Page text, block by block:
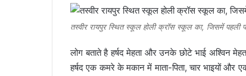
तस्वीर रायपुर स्थित स्कूल होली क्रॉस स्कूल का, जिसमें पहली
लोग बताते है हर्षद मेहता और उनके छोटे भाई अश्विन
हर्षद एक कमरे के मकान में माता-पिता, चार भाइयों और